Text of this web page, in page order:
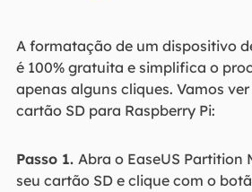
A formatação de um dispositivo
é 100% gratuita e simplifica o
apenas alguns cliques. Vamos
cartão SD para Raspberry Pi:
Passo 1. Abra o EaseUS Partition
seu cartão SD e clique com o